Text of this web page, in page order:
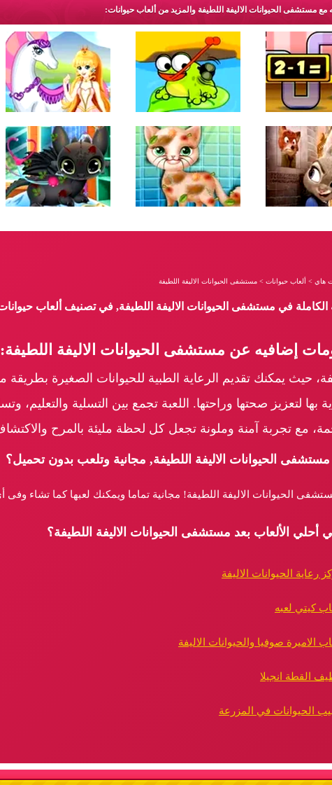
مع مستشفى الحيوانات الاليفة اللطيفة والمزيد من ألعاب حيوانات:
هاي > ألعاب حيوانات > مستشفى الحيوانات الاليفة اللطيفة
الكاملة في مستشفى الحيوانات الاليفة اللطيفة, في تصنيف ألعاب
إضافيه عن مستشفى الحيوانات الاليفة اللطيفة:
حيث يمكنك تقديم الرعاية الطبية للحيوانات الصغيرة بطريقة
بها لتعزيز صحتها وراحتها. اللعبة تجمع بين التسلية
مع تجربة آمنة وملونة تجعل كل لحظة مليئة بالمرح
الحيوانات الاليفة اللطيفة, مجانية وتلعب بدون تحميل؟
الحيوانات الاليفة اللطيفة! مجانية تماما ويمكنك لعبها كما تشاء
أحلي الألعاب بعد مستشفى الحيوانات الاليفة اللطيفة؟
رعاية الحيوانات الاليفة
كيتي لعبه
الاميرة صوفيا والحيوانات الاليفة
القطة انجيلا
الحيوانات في المزرعة